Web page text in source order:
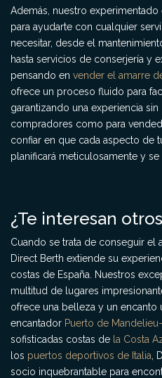
Además, nuestro
para ayudarte con cualquier
necesitar, desde el
hasta servicios de conserjería y
pensando en vender el amarre
ofrece un proceso fluido para
garantizando una experiencia
compradores como para
confiar en que cada aspecto de
planificará meticulosamente y se
¿Te interesan
Cuando se trata de conseguir el
Direct Berth extiende su
costas de España. Nuestros
multitud de lugares
ofrece una belleza y un encanto
encantador Puerto de
sofisticadas costas de la Costa
los puertos deportivos de Italia ,
socio inquebrantable para